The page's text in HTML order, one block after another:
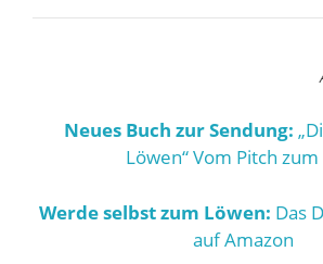
Neues Buch zur Sendung:
Löwen“ Vom Pitch zum
Werde selbst zum Löwen: Das
auf Amazon